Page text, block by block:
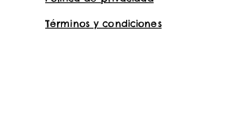
Términos y condiciones